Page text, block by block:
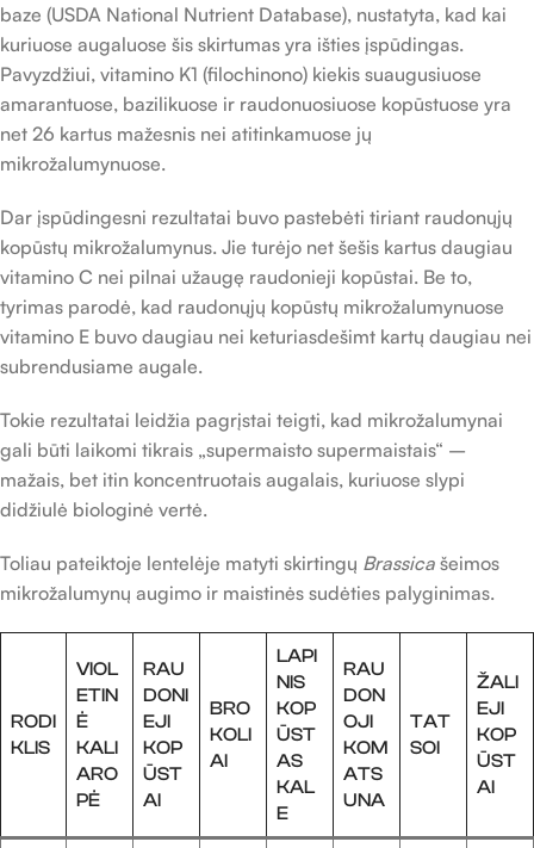
baze (USDA National Nutrient Database), nustatyta, kad kai
kuriuose augaluose šis skirtumas yra išties įspūdingas.
Pavyzdžiui, vitamino K1 (filochinono) kiekis suaugusiuose
amarantuose, bazilikuose ir raudonuosiuose kopūstuose yra
net 26 kartus mažesnis nei atitinkamuose jų
mikrožalumynuose.
Dar įspūdingesni rezultatai buvo pastebėti tiriant raudonųjų
kopūstų mikrožalumynus. Jie turėjo net šešis kartus daugiau
vitamino C nei pilnai užaugę raudonieji kopūstai. Be to,
tyrimas parodė, kad raudonųjų kopūstų mikrožalumynuose
vitamino E buvo daugiau nei keturiasdešimt kartų daugiau nei
subrendusiame augale.
Tokie rezultatai leidžia pagrįstai teigti, kad mikrožalumynai
gali būti laikomi tikrais „supermaisto supermaistais“ –
mažais, bet itin koncentruotais augalais, kuriuose slypi
didžiulė biologinė vertė.
Toliau pateiktoje lentelėje matyti skirtingų Brassica šeimos
mikrožalumynų augimo ir maistinės sudėties palyginimas.
RODI
KLIS
VIOL
ETIN
Ė
KALI
ARO
PĖ
RAU
DONI
EJI
KOP
ŪST
AI
BRO
KOLI
AI
LAPI
NIS
KOP
ŪST
AS
KAL
E
RAU
DON
OJI
KOM
ATS
UNA
TAT
SOI
ŽALI
EJI
KOP
ŪST
AI